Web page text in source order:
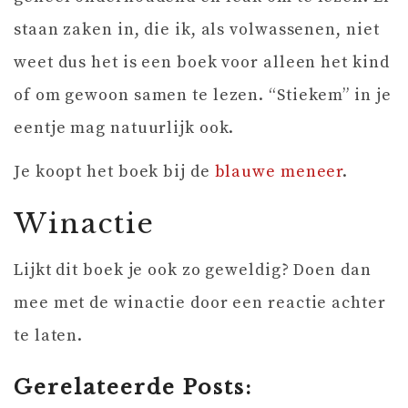
staan zaken in, die ik, als volwassenen, niet
weet dus het is een boek voor alleen het kind
of om gewoon samen te lezen. “Stiekem” in je
eentje mag natuurlijk ook.
Je koopt het boek bij de blauwe meneer.
Winactie
Lijkt dit boek je ook zo geweldig? Doen dan
mee met de winactie door een reactie achter
te laten.
Gerelateerde Posts: